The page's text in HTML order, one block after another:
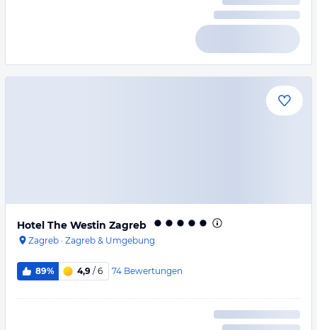
Hotel The Westin Zagreb
Zagreb · Zagreb & Umgebung
89% 4,9 / 6 74 Bewertungen